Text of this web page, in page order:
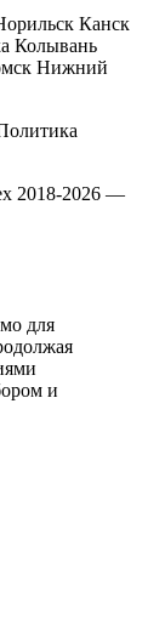
Канск
Колывань
Нижний
2018-2026 —
для
и